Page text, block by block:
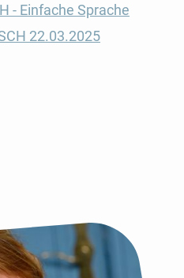
- Einfache Sprache
22.03.2025